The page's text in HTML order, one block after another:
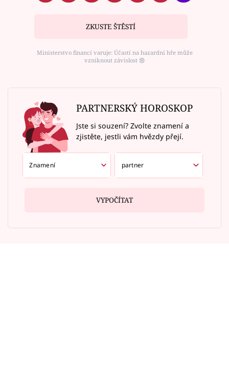
ZKUSTE ŠTĚSTÍ
Ministerstvo financí varuje: Účastí na hazardní hře může
vzniknout závislost ⑱
PARTNERSKÝ HOROSKOP
Jste si souzení? Zvolte znamení a
zjistěte, jestli vám hvězdy přejí.
VYPOČÍTAT